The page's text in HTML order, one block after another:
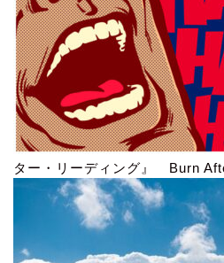
ター・リーディング』 Burn